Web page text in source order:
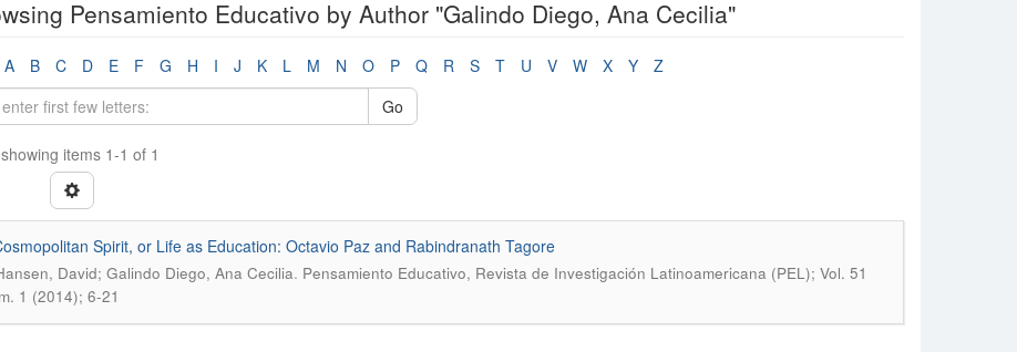
Pensamiento Educativo by Author "Galindo Diego, Ana Cecilia"
A B C D E F G H I J K L M N O P Q R S T U V W X Y
Z
Go
items 1-1 of 1
Spirit, or Life as Education: Octavio Paz and Rabindranath Tagore
David; Galindo Diego, Ana Cecilia. Pensamiento Educativo, Revista de Investigación Latinoamericana (PEL); Vol. 51
1 (2014); 6-21